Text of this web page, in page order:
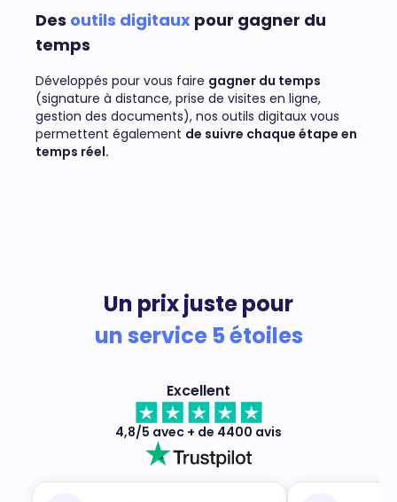
Des outils digitaux pour gagner du
temps
Développés pour vous faire gagner du temps
(signature à distance, prise de visites en ligne,
gestion des documents), nos outils digitaux vous
permettent également de suivre chaque étape en
temps réel.
Un prix juste pour
un service 5 étoiles
Excellent
4,8/5 avec + de 4400 avis